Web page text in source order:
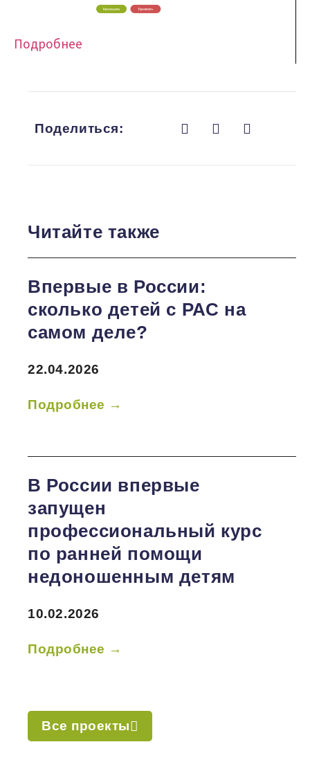
Подробнее
Поделиться:
Читайте также
Впервые в России:
сколько детей с РАС на
самом деле?
22.04.2026
Подробнее →
В России впервые
запущен
профессиональный курс
по ранней помощи
недоношенным детям
10.02.2026
Подробнее →
Все проекты